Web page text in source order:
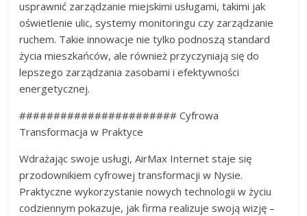
usprawnić zarządzanie miejskimi usługami, takimi jak
oświetlenie ulic, systemy monitoringu czy zarządzanie
ruchem. Takie innowacje nie tylko podnoszą standard
życia mieszkańców, ale również przyczyniają się do
lepszego zarządzania zasobami i efektywności
energetycznej.
####################### Cyfrowa
Transformacja w Praktyce
Wdrażając swoje usługi, AirMax Internet staje się
przodownikiem cyfrowej transformacji w Nysie.
Praktyczne wykorzystanie nowych technologii w życiu
codziennym pokazuje, jak firma realizuje swoją wizję –